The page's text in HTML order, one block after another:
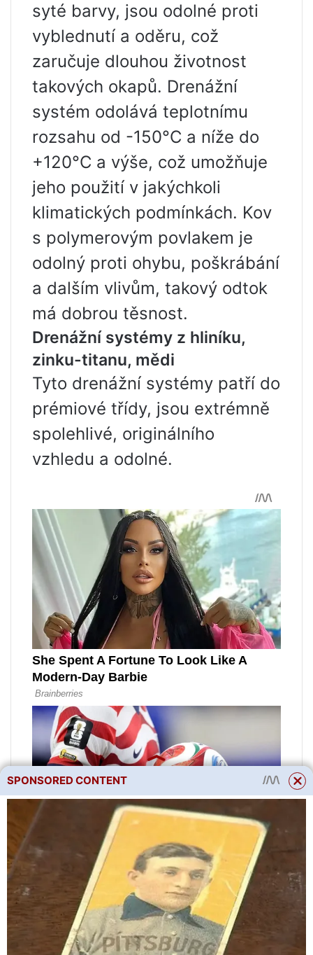
syté barvy, jsou odolné proti
vyblednutí a oděru, což
zaručuje dlouhou životnost
takových okapů. Drenážní
systém odolává teplotnímu
rozsahu od -150°C a níže do
+120°C a výše, což umožňuje
jeho použití v jakýchkoli
klimatických podmínkách. Kov
s polymerovým povlakem je
odolný proti ohybu, poškrábání
a dalším vlivům, takový odtok
má dobrou těsnost.
Drenážní systémy z hliníku,
zinku-titanu, mědi
Tyto drenážní systémy patří do
prémiové třídy, jsou extrémně
spolehlivé, originálního
vzhledu a odolné.
SPONSORED CONTENT